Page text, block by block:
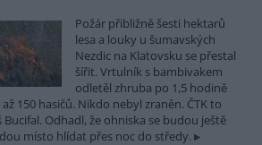
Požár přibližně šesti hektarů
lesa a louky u šumavských
Nezdic na Klatovsku se přestal
šířit. Vrtulník s bambivakem
odletěl zhruba po 1,5 hodině
150 hasičů. Nikdo nebyl zraněn. ČTK to
Bucifal. Odhadl, že ohniska se budou ještě
místo hlídat přes noc do středy.